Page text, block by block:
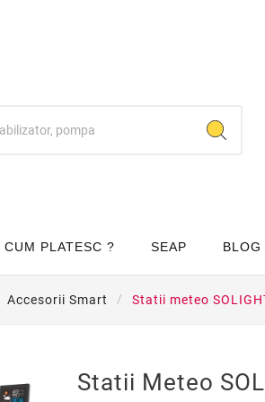
CUM PLATESC ? SEAP BLOG
Accesorii Smart Statii meteo
Statii Meteo